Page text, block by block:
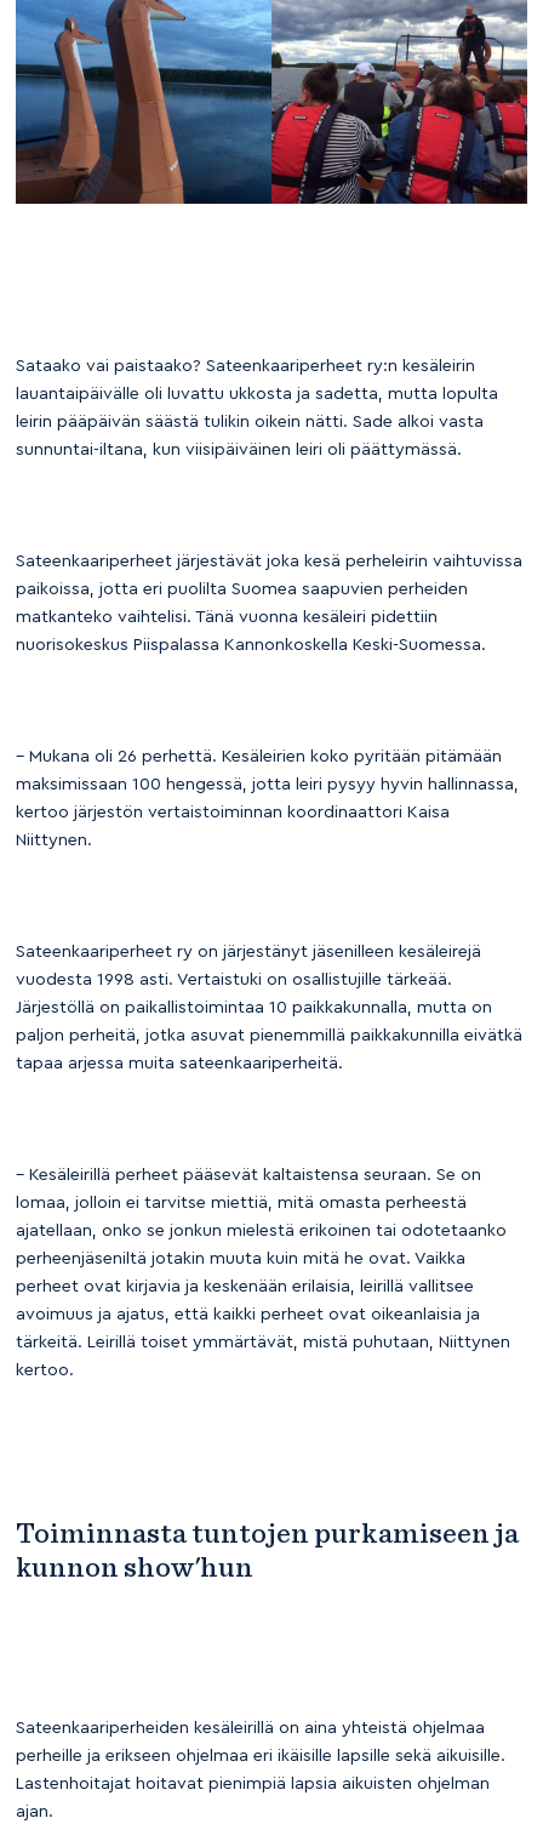
Sataako vai paistaako? Sateenkaariperheet ry:n kesäleirin
lauantaipäivälle oli luvattu ukkosta ja sadetta, mutta lopulta
leirin pääpäivän säästä tulikin oikein nätti. Sade alkoi vasta
sunnuntai-iltana, kun viisipäiväinen leiri oli päättymässä.
Sateenkaariperheet järjestävät joka kesä perheleirin vaihtuvissa
paikoissa, jotta eri puolilta Suomea saapuvien perheiden
matkanteko vaihtelisi. Tänä vuonna kesäleiri pidettiin
nuorisokeskus Piispalassa Kannonkoskella Keski-Suomessa.
– Mukana oli 26 perhettä. Kesäleirien koko pyritään pitämään
maksimissaan 100 hengessä, jotta leiri pysyy hyvin hallinnassa,
kertoo järjestön vertaistoiminnan koordinaattori Kaisa
Niittynen.
Sateenkaariperheet ry on järjestänyt jäsenilleen kesäleirejä
vuodesta 1998 asti. Vertaistuki on osallistujille tärkeää.
Järjestöllä on paikallistoimintaa 10 paikkakunnalla, mutta on
paljon perheitä, jotka asuvat pienemmillä paikkakunnilla eivätkä
tapaa arjessa muita sateenkaariperheitä.
– Kesäleirillä perheet pääsevät kaltaistensa seuraan. Se on
lomaa, jolloin ei tarvitse miettiä, mitä omasta perheestä
ajatellaan, onko se jonkun mielestä erikoinen tai odotetaanko
perheenjäseniltä jotakin muuta kuin mitä he ovat. Vaikka
perheet ovat kirjavia ja keskenään erilaisia, leirillä vallitsee
avoimuus ja ajatus, että kaikki perheet ovat oikeanlaisia ja
tärkeitä. Leirillä toiset ymmärtävät, mistä puhutaan, Niittynen
kertoo.
Toiminnasta tuntojen purkamiseen ja
kunnon show'hun
Sateenkaariperheiden kesäleirillä on aina yhteistä ohjelmaa
perheille ja erikseen ohjelmaa eri ikäisille lapsille sekä aikuisille.
Lastenhoitajat hoitavat pienimpiä lapsia aikuisten ohjelman
ajan.